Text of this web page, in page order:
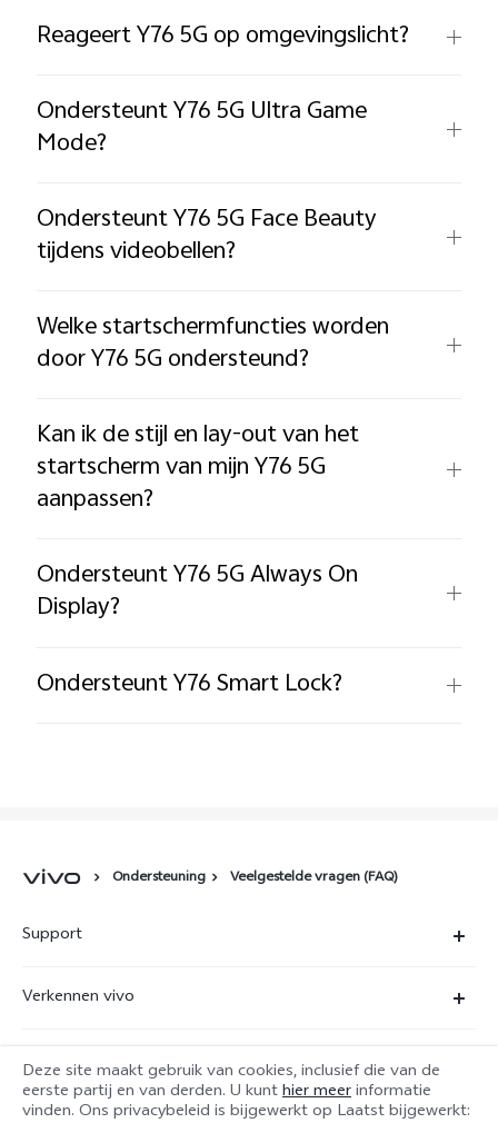
Reageert Y76 5G op omgevingslicht?
Ondersteunt Y76 5G Ultra Game
Mode?
Ondersteunt Y76 5G Face Beauty
tijdens videobellen?
Welke startschermfuncties worden
door Y76 5G ondersteund?
Kan ik de stijl en lay-out van het
startscherm van mijn Y76 5G
aanpassen?
Ondersteunt Y76 5G Always On
Display?
Ondersteunt Y76 Smart Lock?
Ondersteuning Veelgestelde vragen (FAQ)
Support
IMEI-authenticatie
Opstuur service
Verkennen vivo
vivo-privacycentrum
service@nl.vivo.com
Deze site maakt gebruik van cookies, inclusief die van de
eerste partij en van derden. U kunthier meerinformatie
vinden. Ons privacybeleid is bijgewerkt op Laatst bijgewerkt: